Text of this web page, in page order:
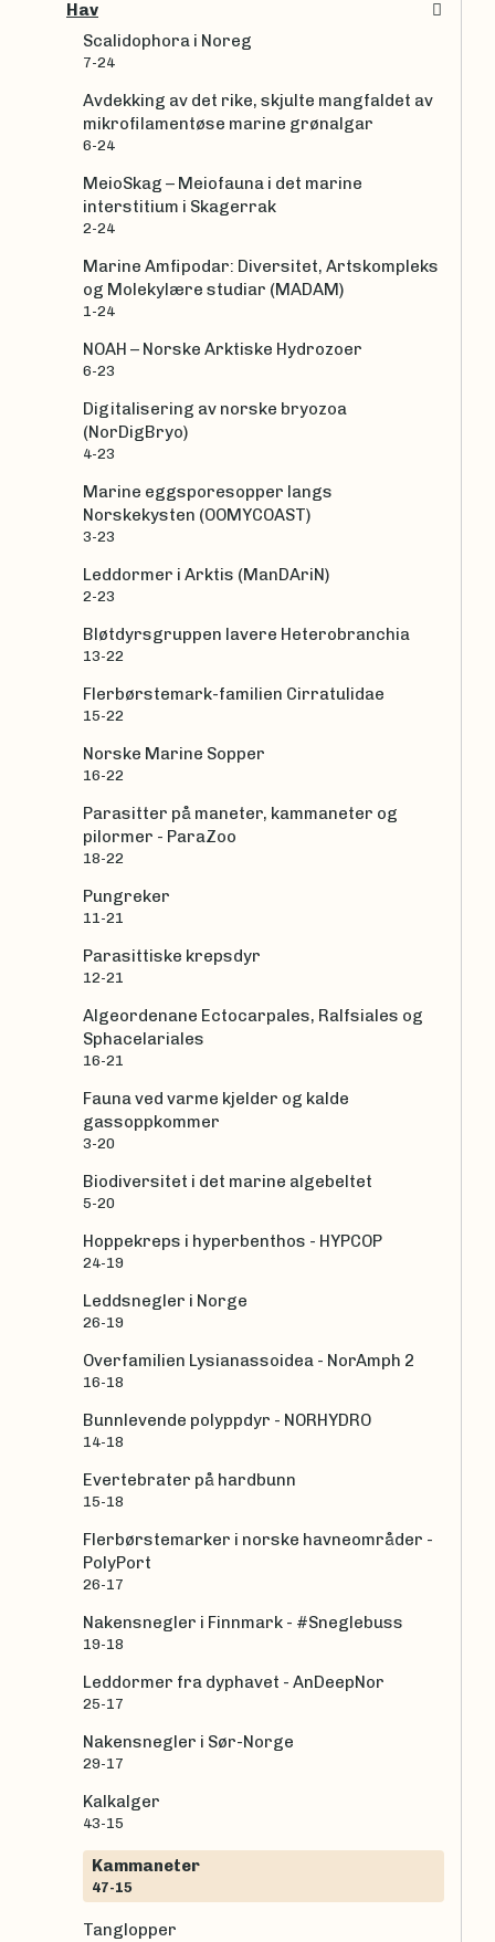
Hav
Scalidophora i Noreg
7-24
Avdekking av det rike, skjulte mangfaldet av
mikrofilamentøse marine grønalgar
6-24
MeioSkag – Meiofauna i det marine
interstitium i Skagerrak
2-24
Marine Amfipodar: Diversitet, Artskompleks
og Molekylære studiar (MADAM)
1-24
NOAH – Norske Arktiske Hydrozoer
6-23
Digitalisering av norske bryozoa
(NorDigBryo)
4-23
Marine eggsporesopper langs
Norskekysten (OOMYCOAST)
3-23
Leddormer i Arktis (ManDAriN)
2-23
Bløtdyrsgruppen lavere Heterobranchia
13-22
Flerbørstemark-familien Cirratulidae
15-22
Norske Marine Sopper
16-22
Parasitter på maneter, kammaneter og
pilormer - ParaZoo
18-22
Pungreker
11-21
Parasittiske krepsdyr
12-21
Algeordenane Ectocarpales, Ralfsiales og
Sphacelariales
16-21
Fauna ved varme kjelder og kalde
gassoppkommer
3-20
Biodiversitet i det marine algebeltet
5-20
Hoppekreps i hyperbenthos - HYPCOP
24-19
Leddsnegler i Norge
26-19
Overfamilien Lysianassoidea - NorAmph 2
16-18
Bunnlevende polyppdyr - NORHYDRO
14-18
Evertebrater på hardbunn
15-18
Flerbørstemarker i norske havneområder -
PolyPort
26-17
Nakensnegler i Finnmark - #Sneglebuss
19-18
Leddormer fra dyphavet - AnDeepNor
25-17
Nakensnegler i Sør-Norge
29-17
Kalkalger
43-15
Kammaneter
47-15
Tanglopper